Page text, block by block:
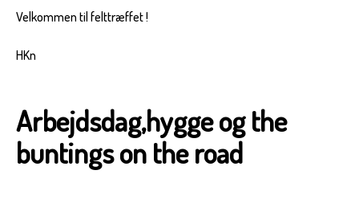
Velkommen til felttræffet !
HKn
Arbejdsdag,hygge og the
buntings on the road